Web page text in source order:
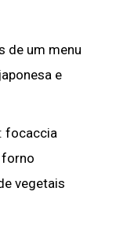
de um menu
e
focaccia
forno
vegetais